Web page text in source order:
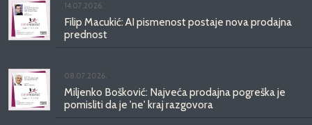
14.07.2026.
Filip Macukić: AI pismenost postaje nova prodajna
prednost
08.07.2026.
Miljenko Bošković: Najveća prodajna pogreška je
pomisliti da je 'ne' kraj razgovora